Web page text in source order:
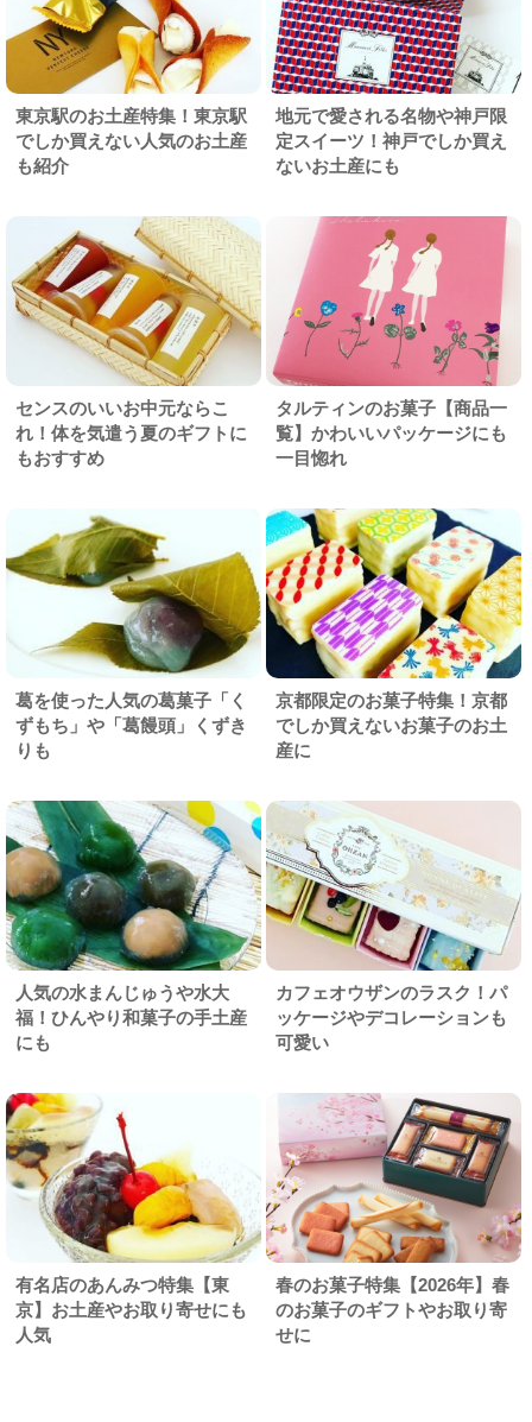
東京駅のお土産特集！東京駅
でしか買えない人気のお土産
も紹介
地元で愛される名物や神戸限
定スイーツ！神戸でしか買え
ないお土産にも
センスのいいお中元ならこ
れ！体を気遣う夏のギフトに
もおすすめ
タルティンのお菓子【商品一
覧】かわいいパッケージにも
一目惚れ
葛を使った人気の葛菓子「く
ずもち」や「葛饅頭」くずき
りも
京都限定のお菓子特集！京都
でしか買えないお菓子のお土
産に
人気の水まんじゅうや水大
福！ひんやり和菓子の手土産
にも
カフェオウザンのラスク！パ
ッケージやデコレーションも
可愛い
有名店のあんみつ特集【東
京】お土産やお取り寄せにも
人気
春のお菓子特集【2026年】春
のお菓子のギフトやお取り寄
せに